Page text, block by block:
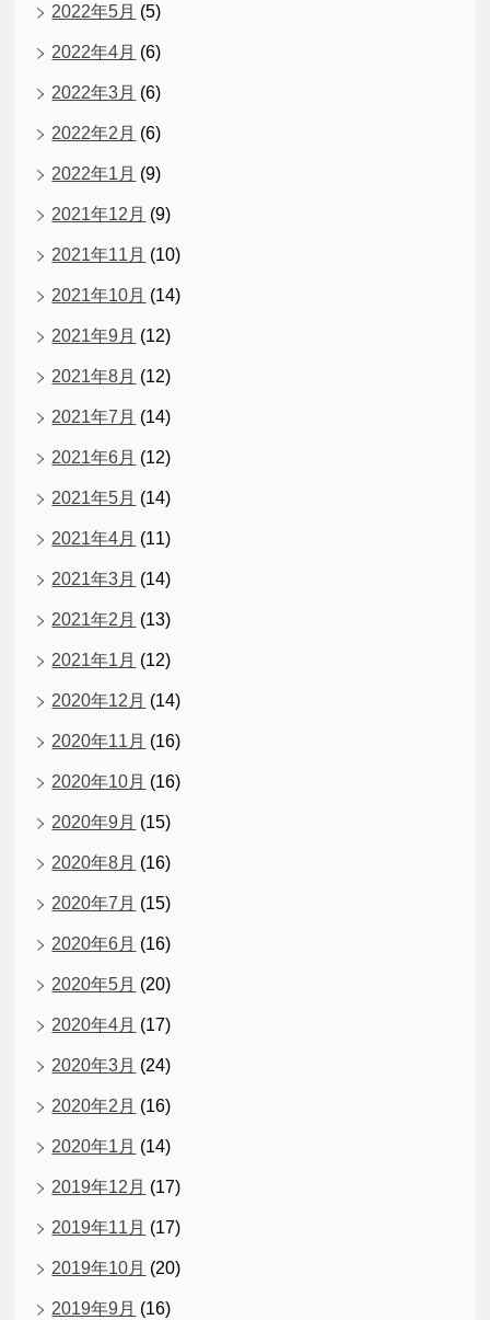
2022年5月 (5)
2022年4月 (6)
2022年3月 (6)
2022年2月 (6)
2022年1月 (9)
2021年12月 (9)
2021年11月 (10)
2021年10月 (14)
2021年9月 (12)
2021年8月 (12)
2021年7月 (14)
2021年6月 (12)
2021年5月 (14)
2021年4月 (11)
2021年3月 (14)
2021年2月 (13)
2021年1月 (12)
2020年12月 (14)
2020年11月 (16)
2020年10月 (16)
2020年9月 (15)
2020年8月 (16)
2020年7月 (15)
2020年6月 (16)
2020年5月 (20)
2020年4月 (17)
2020年3月 (24)
2020年2月 (16)
2020年1月 (14)
2019年12月 (17)
2019年11月 (17)
2019年10月 (20)
2019年9月 (16)